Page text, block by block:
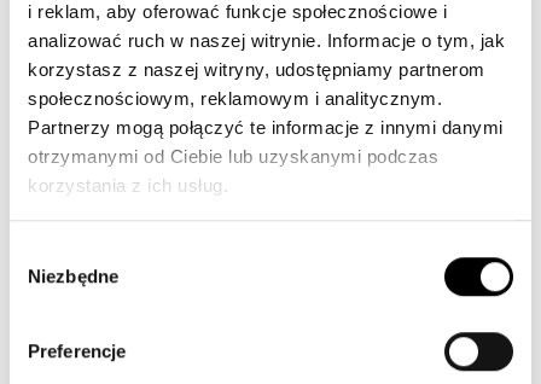
i reklam, aby oferować funkcje społecznościowe i
analizować ruch w naszej witrynie. Informacje o tym, jak
korzystasz z naszej witryny, udostępniamy partnerom
społecznościowym, reklamowym i analitycznym.
Partnerzy mogą połączyć te informacje z innymi danymi
otrzymanymi od Ciebie lub uzyskanymi podczas
korzystania z ich usług.
zgody
Niezbędne
Preferencje
AM.INK
INKGRODA
GNIEWNA_DZIARA